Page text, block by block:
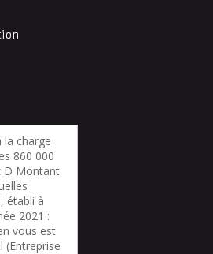
la charge
860 000
D Montant
établi à
2021 :
vous est
(Entreprise